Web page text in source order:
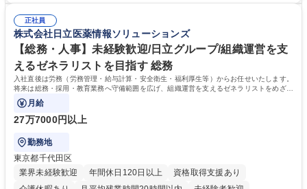
正社員
株式会社日立医薬情報ソリューションズ
【総務・人事】未経験歓迎/日立グループ/組織運営を支
えるゼネラリストを目指す 総務
入社直後は労務（労務管理・給与計算・安全衛生・福利厚生等）からお任せいたします。
将来は総務・採用・教育業務へ守備範囲を広げ、組織運営を支えるゼネラリストをめざせ
ます。
月給
27万7000円以上
勤務地
東京都千代田区
業界未経験歓迎
年間休日120日以上
資格取得支援あり